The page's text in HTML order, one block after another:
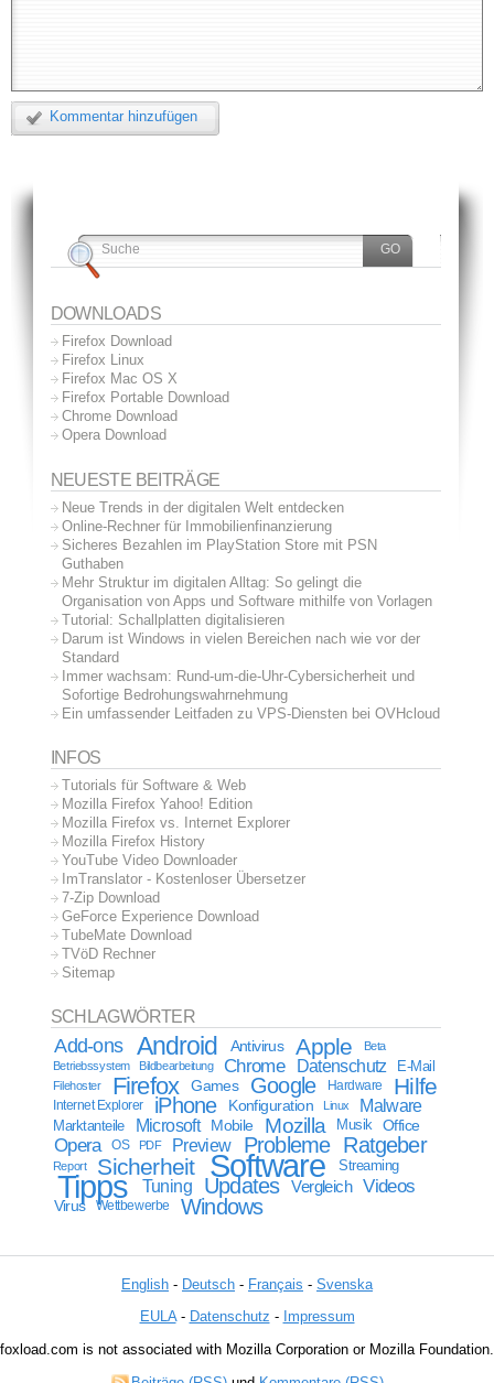
Kommentar hinzufügen
DOWNLOADS
Firefox Download
Firefox Linux
Firefox Mac OS X
Firefox Portable Download
Chrome Download
Opera Download
NEUESTE BEITRÄGE
Neue Trends in der digitalen Welt entdecken
Online-Rechner für Immobilienfinanzierung
Sicheres Bezahlen im PlayStation Store mit PSN
Guthaben
Mehr Struktur im digitalen Alltag: So gelingt die
Organisation von Apps und Software mithilfe von Vorlagen
Tutorial: Schallplatten digitalisieren
Darum ist Windows in vielen Bereichen nach wie vor der
Standard
Immer wachsam: Rund-um-die-Uhr-Cybersicherheit und
Sofortige Bedrohungswahrnehmung
Ein umfassender Leitfaden zu VPS-Diensten bei OVHcloud
INFOS
Tutorials für Software & Web
Mozilla Firefox Yahoo! Edition
Mozilla Firefox vs. Internet Explorer
Mozilla Firefox History
YouTube Video Downloader
ImTranslator - Kostenloser Übersetzer
7-Zip Download
GeForce Experience Download
TubeMate Download
TVöD Rechner
Sitemap
SCHLAGWÖRTER
Add-ons Android Antivirus Apple
Beta
Betriebssystem
Bildbearbeitung Chrome Datenschutz E-Mail
Filehoster Firefox Games Google Hardware Hilfe
Internet Explorer iPhone Konfiguration Linux Malware
Marktanteile Microsoft Mobile Mozilla Musik Office
Opera OS PDF Preview Probleme Ratgeber
Report Sicherheit Software Streaming
Tipps Tuning Updates Vergleich Videos
Virus Wettbewerbe Windows
English - Deutsch - Français - Svenska
EULA- Datenschutz - Impressum
foxload.com is not associated with Mozilla Corporation or Mozilla Foundation.